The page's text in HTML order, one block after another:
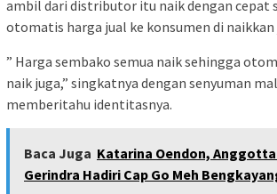
ambil dari distributor itu naik dengan cepat
otomatis harga jual ke konsumen di naikkan
” Harga sembako semua naik sehingga
naik juga,” singkatnya dengan senyuman
memberitahu identitasnya.
Baca Juga Katarina Oendon, Anggotta
Gerindra Hadiri Cap Go Meh